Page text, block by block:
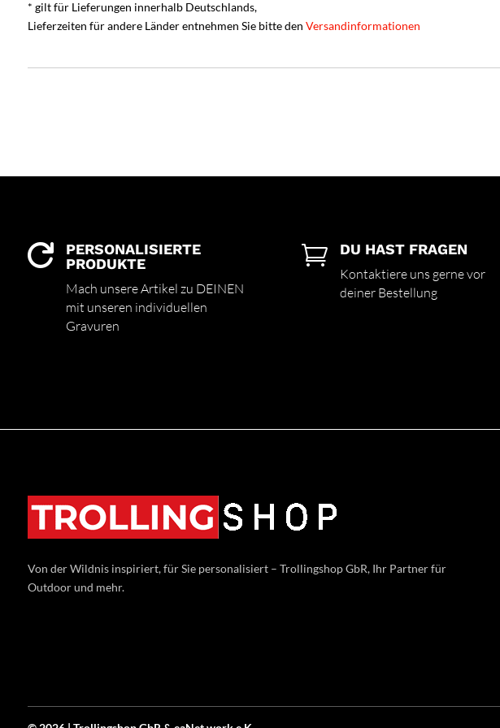
* gilt für Lieferungen innerhalb Deutschlands,
Lieferzeiten für andere Länder entnehmen Sie bitte den Versandinformationen

PERSONALISIERTE
PRODUKTE
Mach unsere Artikel zu DEINEN
mit unseren individuellen
Gravuren
 DU HAST FRAGEN
Kontaktiere uns gerne vor
deiner Bestellung
Von der Wildnis inspiriert, für Sie personalisiert – Trollingshop GbR, Ihr Partner für
Outdoor und mehr.